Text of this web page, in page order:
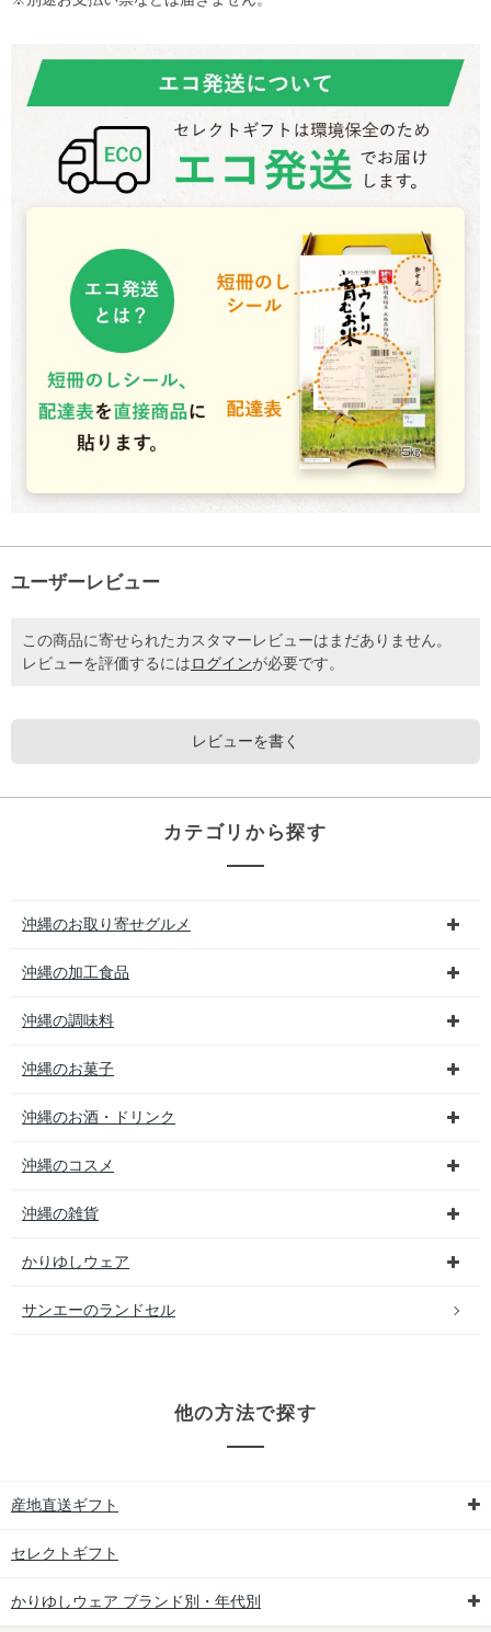
ユーザーレビュー
この商品に寄せられたカスタマーレビューはまだありません。
レビューを評価するには ログインが必要です。
レビューを書く
カテゴリから探す
沖縄のお取り寄せグルメ
沖縄の加工食品
沖縄の調味料
沖縄のお菓子
沖縄のお酒・ドリンク
沖縄のコスメ
沖縄の雑貨
かりゆしウェア
サンエーのランドセル
他の方法で探す
産地直送ギフト
セレクトギフト
かりゆしウェア ブランド別・年代別